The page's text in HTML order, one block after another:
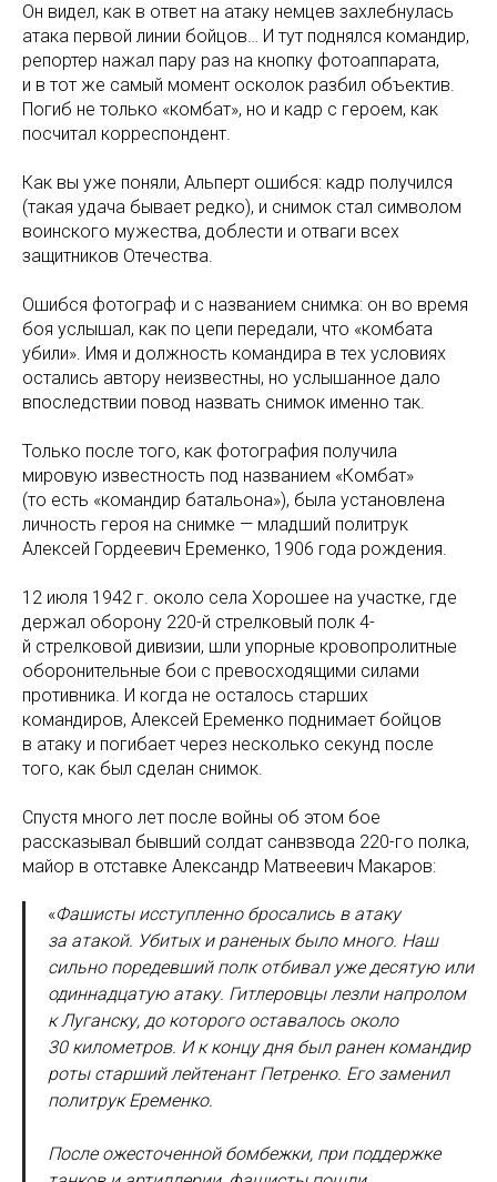
Он видел, как в ответ на атаку немцев захлебнулась
атака первой линии бойцов… И тут поднялся командир,
репортер нажал пару раз на кнопку фотоаппарата,
и в тот же самый момент осколок разбил объектив.
Погиб не только «комбат», но и кадр с героем, как
посчитал корреспондент.
Как вы уже поняли, Альперт ошибся: кадр получился
(такая удача бывает редко), и снимок стал символом
воинского мужества, доблести и отваги всех
защитников Отечества.
Ошибся фотограф и с названием снимка: он во время
боя услышал, как по цепи передали, что «комбата
убили». Имя и должность командира в тех условиях
остались автору неизвестны, но услышанное дало
впоследствии повод назвать снимок именно так.
Только после того, как фотография получила
мировую известность под названием «Комбат»
(то есть «командир батальона»), была установлена
личность героя на снимке — младший политрук
Алексей Гордеевич Еременко, 1906 года рождения.
12 июля 1942 г. около села Хорошее на участке, где
держал оборону 220-й стрелковый полк 4-
й стрелковой дивизии, шли упорные кровопролитные
оборонительные бои с превосходящими силами
противника. И когда не осталось старших
командиров, Алексей Еременко поднимает бойцов
в атаку и погибает через несколько секунд после
того, как был сделан снимок.
Спустя много лет после войны об этом бое
рассказывал бывший солдат санвзвода 220-го полка,
майор в отставке Александр Матвеевич Макаров:
«Фашисты исступленно бросались в атаку
за атакой. Убитых и раненых было много. Наш
сильно поредевший полк отбивал уже десятую или
одиннадцатую атаку. Гитлеровцы лезли напролом
к Луганску, до которого оставалось около
30 километров. И к концу дня был ранен командир
роты старший лейтенант Петренко. Его заменил
политрук Еременко.
После ожесточенной бомбежки, при поддержке